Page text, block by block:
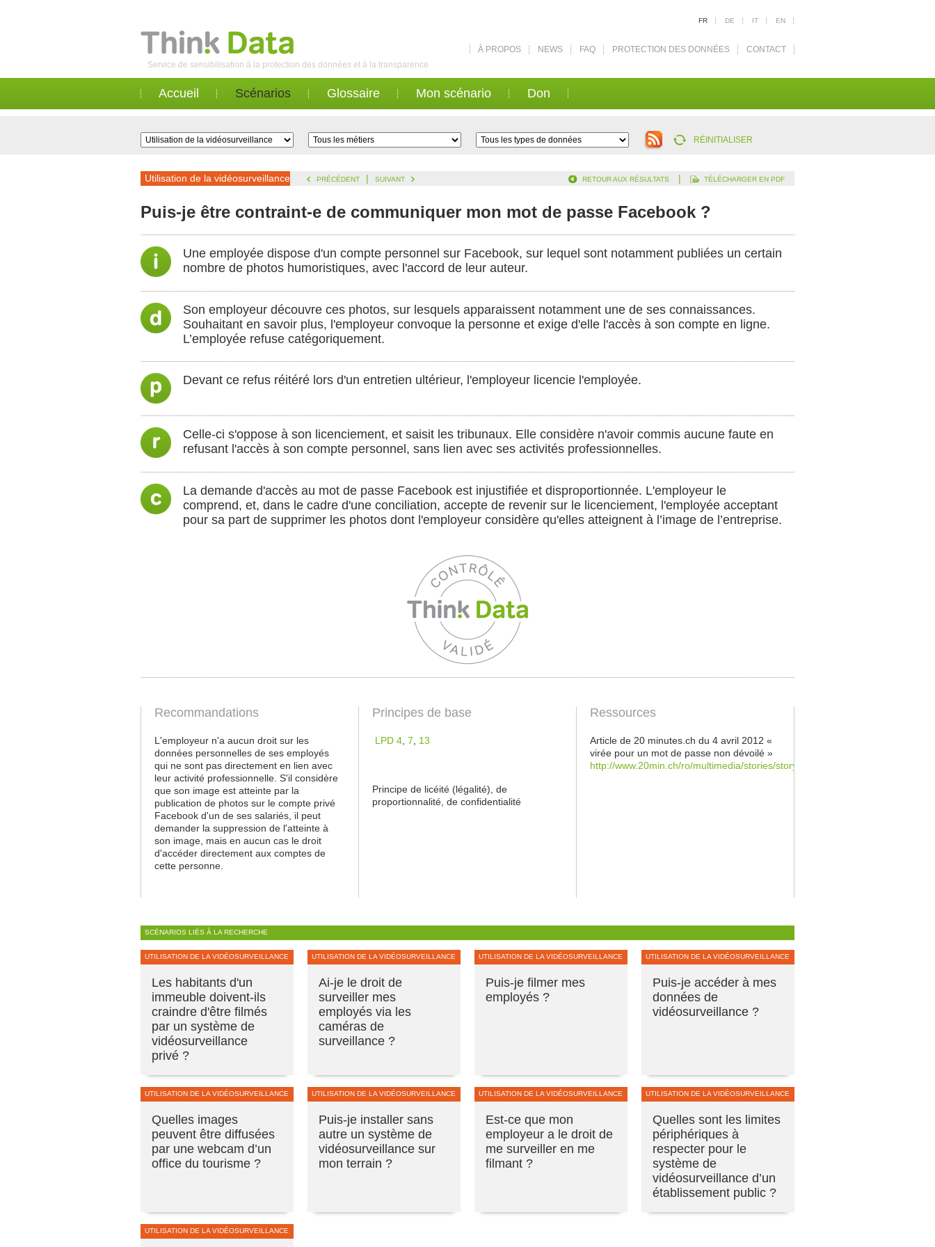
Service de sensibilisation à la protection des données et à la transparence
FR DE IT EN
À PROPOS NEWS FAQ PROTECTION DES DONNÉES CONTACT
Accueil Scénarios Glossaire Mon scénario Don
RÉINITIALISER
Utilisation de la vidéosurveillance PRÉCÉDENT | SUIVANT RETOUR AUX RÉSULTATS | TÉLÉCHARGER EN PDF
Puis-je être contraint-e de communiquer mon mot de passe Facebook ?
Une employée dispose d'un compte personnel sur Facebook, sur lequel sont notamment publiées un certain
nombre de photos humoristiques, avec l'accord de leur auteur.
Son employeur découvre ces photos, sur lesquels apparaissent notamment une de ses connaissances.
Souhaitant en savoir plus, l'employeur convoque la personne et exige d'elle l'accès à son compte en ligne.
L’employée refuse catégoriquement.
Devant ce refus réitéré lors d'un entretien ultérieur, l'employeur licencie l'employée.
Celle-ci s'oppose à son licenciement, et saisit les tribunaux. Elle considère n'avoir commis aucune faute en
refusant l'accès à son compte personnel, sans lien avec ses activités professionnelles.
La demande d'accès au mot de passe Facebook est injustifiée et disproportionnée. L'employeur le
comprend, et, dans le cadre d'une conciliation, accepte de revenir sur le licenciement, l'employée acceptant
pour sa part de supprimer les photos dont l'employeur considère qu'elles atteignent à l’image de l’entreprise.
Recommandations
L'employeur n'a aucun droit sur les
données personnelles de ses employés
qui ne sont pas directement en lien avec
leur activité professionnelle. S'il considère
que son image est atteinte par la
publication de photos sur le compte privé
Facebook d'un de ses salariés, il peut
demander la suppression de l'atteinte à
son image, mais en aucun cas le droit
d'accéder directement aux comptes de
cette personne.
Principes de base
LPD 4 7 13
Principe de licéité (légalité), de
proportionnalité, de confidentialité
Ressources
Article de 20 minutes.ch du 4 avril 2012 «
virée pour un mot de passe non dévoilé »
http://www.20min.ch/ro/multimedia/stories/story/18699817
SCÉNARIOS LIÉS À LA RECHERCHE
UTILISATION DE LA VIDÉOSURVEILLANCE
Les habitants d'un
immeuble doivent-ils
craindre d'être filmés
par un système de
vidéosurveillance
privé ?
UTILISATION DE LA VIDÉOSURVEILLANCE
Ai-je le droit de
surveiller mes
employés via les
caméras de
surveillance ?
UTILISATION DE LA VIDÉOSURVEILLANCE
Puis-je filmer mes
employés ?
UTILISATION DE LA VIDÉOSURVEILLANCE
Puis-je accéder à mes
données de
vidéosurveillance ?
UTILISATION DE LA VIDÉOSURVEILLANCE
Quelles images
peuvent être diffusées
par une webcam d’un
office du tourisme ?
UTILISATION DE LA VIDÉOSURVEILLANCE
Puis-je installer sans
autre un système de
vidéosurveillance sur
mon terrain ?
UTILISATION DE LA VIDÉOSURVEILLANCE
Est-ce que mon
employeur a le droit de
me surveiller en me
filmant ?
UTILISATION DE LA VIDÉOSURVEILLANCE
Quelles sont les limites
périphériques à
respecter pour le
système de
vidéosurveillance d’un
établissement public ?
UTILISATION DE LA VIDÉOSURVEILLANCE